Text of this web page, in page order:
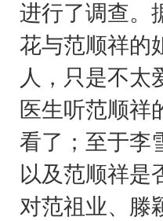
进行了调查。
花与范顺祥的
人，只是不太
医生听范顺祥
看了；至于李
以及范顺祥是
对范祖业、滕